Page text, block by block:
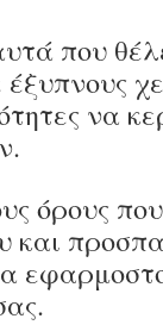
που
να
όρους
και